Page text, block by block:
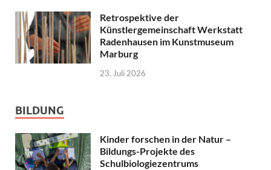
Retrospektive der
Künstlergemeinschaft Werkstatt
Radenhausen im Kunstmuseum
Marburg
23. Juli 2026
BILDUNG
Kinder forschen in der Natur –
Bildungs-Projekte des
Schulbiologiezentrums